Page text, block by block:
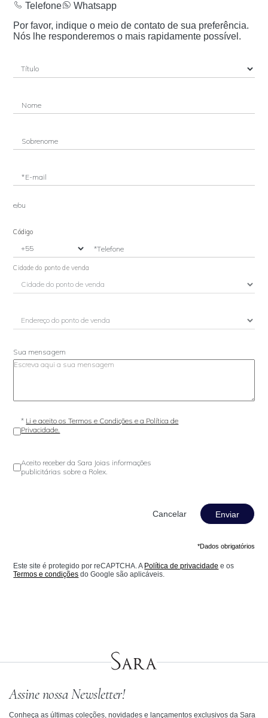
Telefone
Whatsapp
Por favor, indique o meio de contato de sua preferência.
Nós lhe responderemos o mais rapidamente possível.
Nome
Sobrenome
*E-mail
e/ou
Código
*Telefone
Cidade do ponto de venda
Sua mensagem
* Li e aceito os Termos e Condições e a Política de
Privacidade.
Aceito receber da Sara Joias informações
publicitárias sobre a Rolex.
Enviar
*Dados obrigatórios
Este site é protegido por reCAPTCHA. A Política de privacidade e os
Termos e condições do Google são aplicáveis.
Assine nossa Newsletter!
Conheça as últimas coleções, novidades e lançamentos exclusivos da Sara